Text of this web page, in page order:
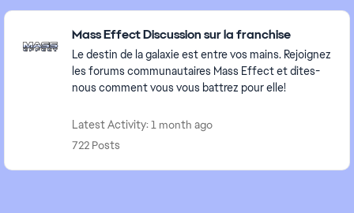
Featured Places
Mass Effect Discussion sur la franchise
Le destin de la galaxie est entre vos mains. Rejoignez
les forums communautaires Mass Effect et dites-
nous comment vous vous battrez pour elle!
Latest Activity: 1 month ago
722 Posts